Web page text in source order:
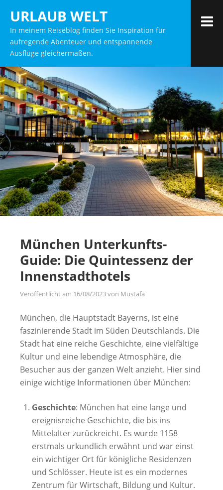
Inhalt
springen
URLAUB WELT
In meinem Reiseblog finden Sie Inspiration für
aufregende Abenteuer und entspannende
Ausflüge gleichermaßen.
München Unterkunfts-
Guide: Die Quintessenz der
Innenstadthotels
Veröffentlicht am 16/08/2023von Mustafa
München, die Hauptstadt Bayerns, ist eine
faszinierende Stadt im Süden Deutschlands. Die
Stadt hat eine reiche Geschichte, eine vielfältige
Kultur und eine lebendige Atmosphäre, die
Besucher aus der ganzen Welt anzieht. Hier sind
einige wichtige Informationen über München:
Geschichte: München hat eine lange und
ereignisreiche Geschichte, die bis ins
Mittelalter zurückreicht. Es wurde 1158
erstmals urkundlich erwähnt und war einst
ein wichtiger Ort für königliche Residenzen
und Schlösser. Heute ist es ein modernes
Zentrum für Wirtschaft, Bildung und Kultur.